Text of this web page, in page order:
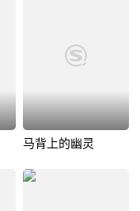
马背上的幽灵